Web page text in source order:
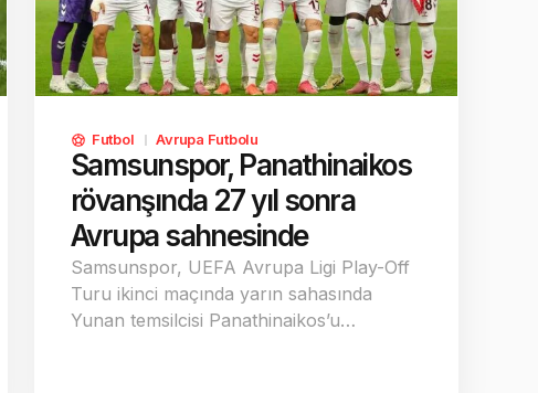
Futbol Avrupa Futbolu
Samsunspor, Panathinaikos
rövanşında 27 yıl sonra
Avrupa sahnesinde
Samsunspor, UEFA Avrupa Ligi Play-Off
Turu ikinci maçında yarın sahasında
Yunan temsilcisi Panathinaikos’u…